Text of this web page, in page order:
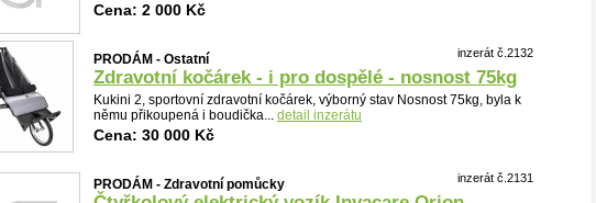
Cena: 2 000 Kč
inzerát č.2132
PRODÁM - Ostatní
Zdravotní kočárek - i pro dospělé - nosnost 75kg
Kukini 2, sportovní zdravotní kočárek, výborný stav Nosnost 75kg, byla k
němu přikoupená i boudička... detail inzerátu
Cena: 30 000 Kč
inzerát č.2131
PRODÁM - Zdravotní pomůcky